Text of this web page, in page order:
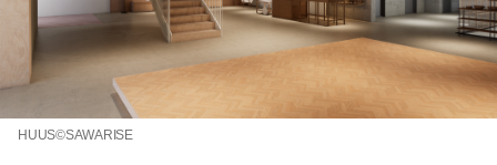
HUUS©SAWARISE